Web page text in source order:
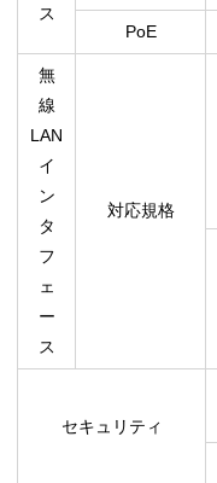
ス
PoE
無
線
LAN
イ
ン
タ
フ
ェ
ー
ス
対応規格
セキュリティ